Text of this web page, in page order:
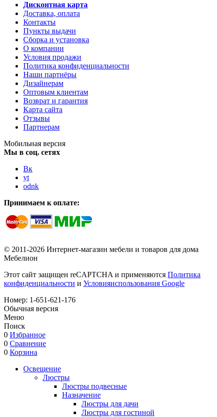
Дисконтная карта
Доставка, оплата
Контакты
Пункты выдачи
Сборка и установка
О компании
Условия продажи
Политика конфиденциальности
Наши партнёры
Дизайнерам
Оптовым клиентам
Возврат и гарантия
Карта сайта
Отзывы
Партнерам
Мобильная версия
Мы в соц. сетях
Вк
yt
odnk
Принимаем к оплате:
© 2011-2026 Интернет-магазин мебели и товаров для дома
Мебелион
Этот сайт защищен reCAPTCHA и применяются Политика
конфиденциальности и Условияиспользования Google
Номер: 1-651-621-176
Обычная версия
Меню
Поиск
0 Избранное
0 Сравнение
0 Корзина
Освещение
Люстры
Люстры подвесные
Назначение
Люстры для дачи
Люстры для гостиной